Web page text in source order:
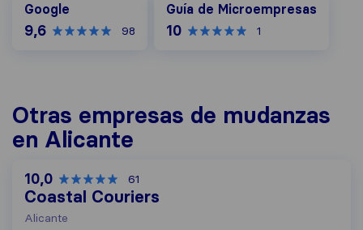
Google
9,6 98
Guía de Microempresas
10 1
Otras empresas de mudanzas
en Alicante
10,0 61
Coastal Couriers
Alicante